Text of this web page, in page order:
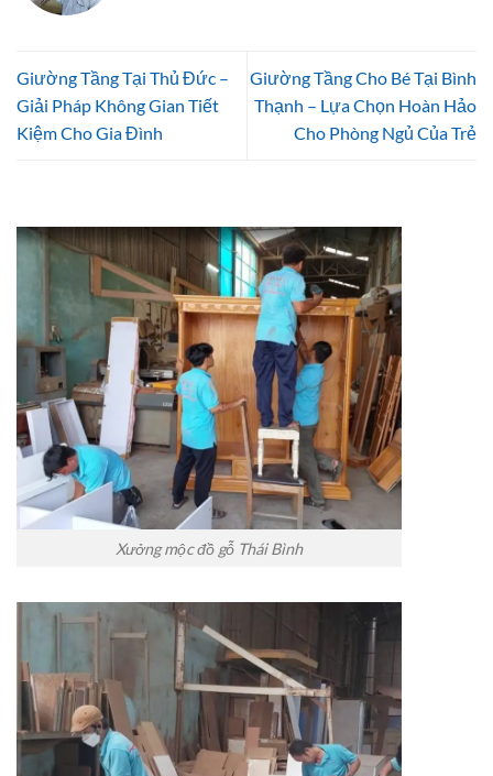
Giường Tầng Tại Thủ Đức –
Giải Pháp Không Gian Tiết
Kiệm Cho Gia Đình
Giường Tầng Cho Bé Tại Bình
Thạnh – Lựa Chọn Hoàn Hảo
Cho Phòng Ngủ Của Trẻ
Xưởng mộc đồ gỗ Thái Bình